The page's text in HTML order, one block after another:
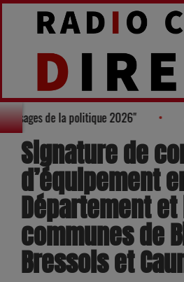
visages de la politique 2026"
Signature de
d’équipement
Département
communes de
Bressols et